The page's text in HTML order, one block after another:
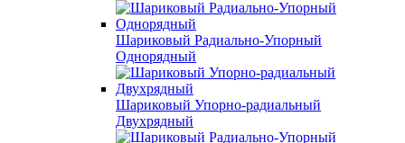
Шариковый Радиально-Упорный
Однорядный
Шариковый Упорно-радиальный
Двухрядный